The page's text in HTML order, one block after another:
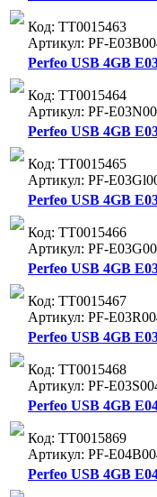
Код: ТТ0015463
Артикул: PF-
Perfeo USB 4GB
Код: ТТ0015464
Артикул: PF-
Perfeo USB 4GB
Код: ТТ0015465
Артикул: PF-
Perfeo USB 4GB
Код: ТТ0015466
Артикул: PF-
Perfeo USB 4GB
Код: ТТ0015467
Артикул: PF-
Perfeo USB 4GB
Код: ТТ0015468
Артикул: PF-
Perfeo USB 4GB
Код: ТТ0015869
Артикул: PF-
Perfeo USB 4GB